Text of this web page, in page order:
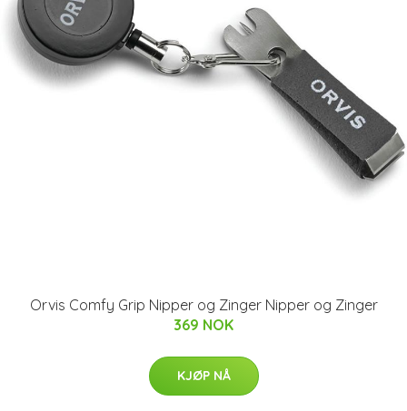
Orvis Comfy Grip Nipper og Zinger Nipper og Zinger
369 NOK
KJØP NÅ